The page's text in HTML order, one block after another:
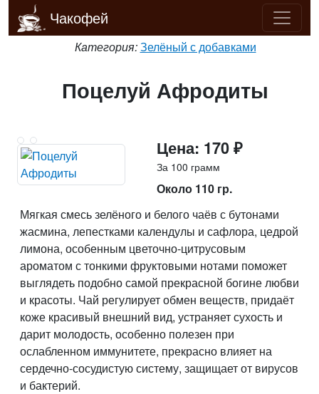
Чакофей
Категория:Зелёный с добавками
Поцелуй Афродиты
Цена: 170 ₽
За 100 грамм
Около 110 гр.
Мягкая смесь зелёного и белого чаёв с бутонами
жасмина, лепестками календулы и сафлора, цедрой
лимона, особенным цветочно-цитрусовым
ароматом с тонкими фруктовыми нотами поможет
выглядеть подобно самой прекрасной богине любви
и красоты. Чай регулирует обмен веществ, придаёт
коже красивый внешний вид, устраняет сухость и
дарит молодость, особенно полезен при
ослабленном иммунитете, прекрасно влияет на
сердечно-сосудистую систему, защищает от вирусов
и бактерий.